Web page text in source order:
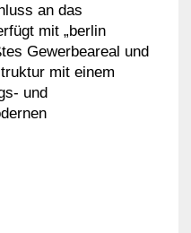
an das
mit „berlin
Gewerbeareal und
mit einem
und